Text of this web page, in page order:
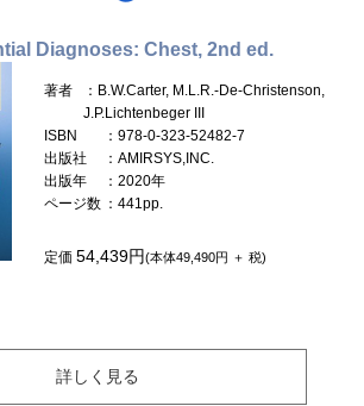
Diagnoses: Chest, 2nd ed.
著者
：B.W.Carter, M.L.R.-De-Christenson,
J.P.Lichtenbeger III
ISBN
：978-0-323-52482-7
出版社
：AMIRSYS,INC.
出版年
：2020年
ページ数 ：441pp.
定価54,439円(本体49,490円 ＋ 税)
詳しく見る